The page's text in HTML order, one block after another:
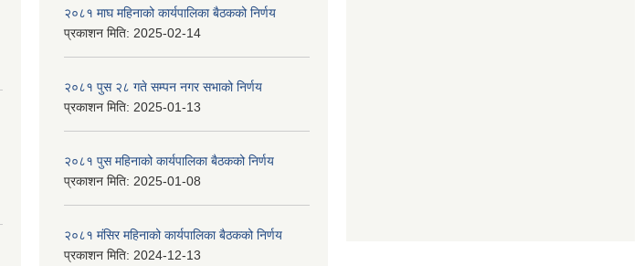
२०८१ माघ महिनाको कार्यपालिका बैठकको निर्णय
प्रकाशन मिति: 2025-02-14
२०८१ पुस २८ गते सम्प‍न नगर सभाको निर्णय
प्रकाशन मिति: 2025-01-13
२०८१ पुस महिनाको कार्यपालिका बैठकको निर्णय
प्रकाशन मिति: 2025-01-08
२०८१ मंसिर महिनाको कार्यपालिका बैठकको निर्णय
प्रकाशन मिति: 2024-12-13